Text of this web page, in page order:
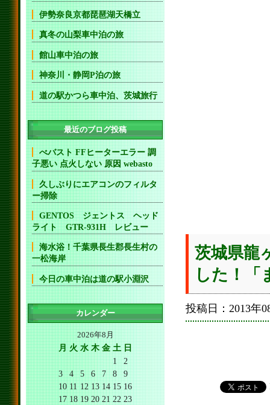
茨城県龍
した！「
投稿日：2013年
伊勢奈良京都琵琶湖天橋立
真冬の山梨車中泊の旅
館山車中泊の旅
神奈川・静岡P泊の旅
道の駅かつら車中泊、茨城旅行
最近のブログ投稿
べバスト FFヒーターエラー 調
子悪い 点火しない 原因 webasto
久しぶりにエアコンのフィルタ
ー掃除
GENTOS ジェントス ヘッド
ライト GTR-931H レビュー
海水浴！千葉県長生郡長生村の
一松海岸
今日の車中泊は道の駅小淵沢
カレンダー
2026年8月
月 火 水 木 金 土 日
1
2
3
4 5 6 7 8
9
10 11 12 13 14 15 16
17 18 19 20 21 22 23